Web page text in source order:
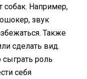
собак. Например,
звук
Также
сделать вид.
сыграть роль
себя